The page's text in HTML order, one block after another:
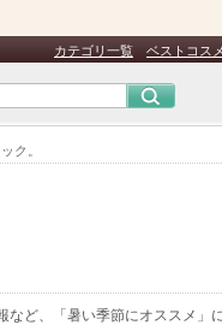
ク。
カテゴリ一覧 ベストコスメ
など、「 暑い季節にオススメ 」